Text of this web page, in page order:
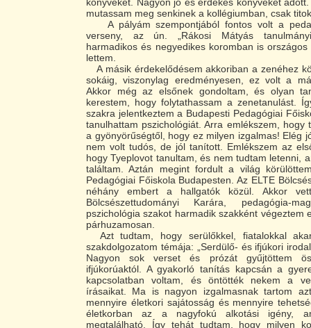
mutassam meg senkinek a kollégiumban, csak
A pályám szempontjából fontos volt a
verseny, az ún. „Rákosi Mátyás
harmadikos és negyedikes koromban is
lettem.
A másik érdekelődésem akkoriban a zenéhez
sokáig, viszonylag eredményesen, ez volt a
Akkor még az elsőnek gondoltam, és olyan
kerestem, hogy folytathassam a zenetanulást.
szakra jelentkeztem a Budapesti Pedagógiai
tanulhattam pszichológiát. Arra emlékszem, hogy
a gyönyörűségtől, hogy ez milyen izgalmas! Elég
nem volt tudós, de jól tanított. Emlékszem az
hogy Tyeplovot tanultam, és nem tudtam letenni,
találtam. Aztán megint fordult a világ
Pedagógiai Főiskola Budapesten. Az ELTE
néhány embert a hallgatók közül. Akkor
Bölcsészettudományi Karára, pedagógia-
pszichológia szakot harmadik szakként végeztem
párhuzamosan.
Azt tudtam, hogy serülőkkel, fiatalokkal
szakdolgozatom témája: „Serdülő- és ifjúkori
Nagyon sok verset és prózát gyűjtöttem
ifjúkorúaktól. A gyakorló tanítás kapcsán a
kapcsolatban voltam, és öntötték nekem a
írásaikat. Ma is nagyon izgalmasnak tartom
mennyire életkori sajátosság és mennyire
életkorban az a nagyfokú alkotási igény,
megtalálható. Így tehát tudtam, hogy milyen